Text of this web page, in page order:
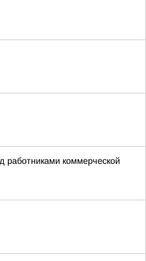
работниками коммерческой